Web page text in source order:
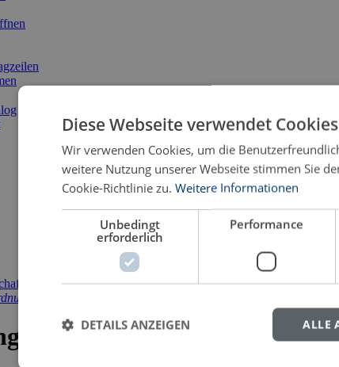
Diese Webseite verwendet
Wir verwenden Cookies, um die
weitere Nutzung unserer Webseite stimmen Sie
Cookie-Richtlinie zu. Weitere Informationen
Unbedingt
erforderlich
Performance
ALLE
DETAILS ANZEIGEN